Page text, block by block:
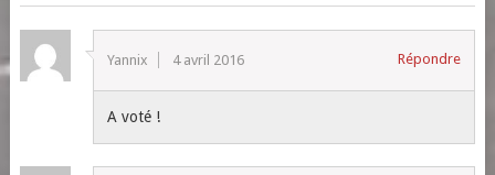
Yannix 4 avril 2016 Répondre
A voté !